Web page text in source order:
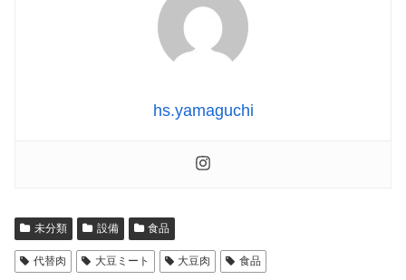
hs.yamaguchi
未分類 設備 食品
代替肉 大豆ミート 大豆肉 食品